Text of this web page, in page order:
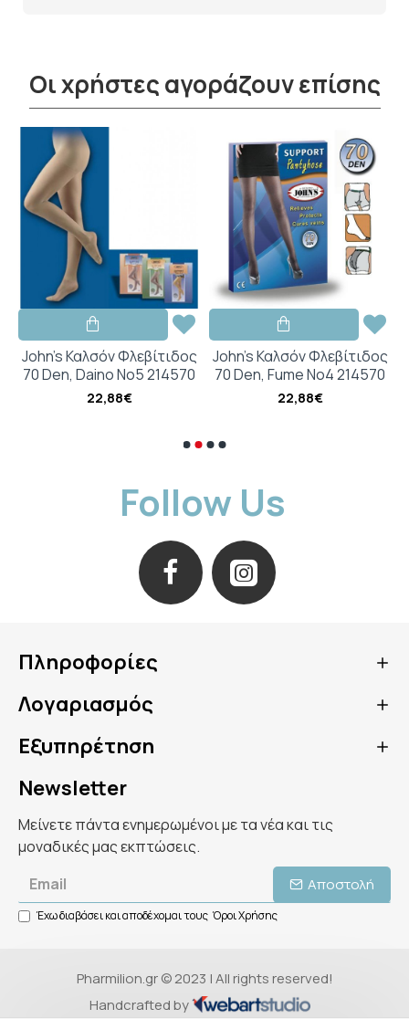
Οι χρήστες αγοράζουν επίσης
John's Καλσόν Φλεβίτιδος
70 Den, Daino No5 214570
22,88€
John's Καλσόν Φλεβίτιδος
70 Den, Fume No4 214570
22,88€
Follow Us
Πληροφορίες
Λογαριασμός
Εξυπηρέτηση
Newsletter
Μείνετε πάντα ενημερωμένοι με τα νέα και τις
μοναδικές μας εκπτώσεις.
Αποστολή
Έχω διαβάσει και αποδέχομαι τους Όροι Χρήσης
Pharmilion.gr © 2023 | All rights reserved!
Handcrafted by